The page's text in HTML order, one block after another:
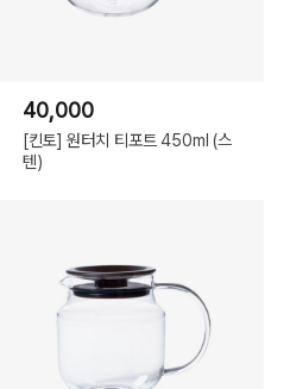
40,000
[킨토] 원터치 티포트 450ml (스
텐)